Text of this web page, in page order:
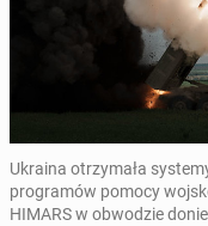
Ukraina otrzymała
programów pomocy
HIMARS w obwodzie